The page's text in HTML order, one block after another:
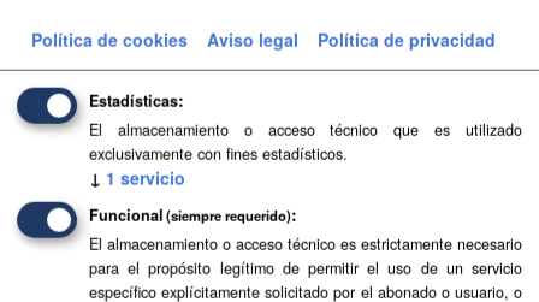
Tuineje . Esta información es producida y mantenida por el
Gobierno de Canarias y ha contado con la financiación
del...
SIPU PDF HTML FIP
Planeamiento urbanístico de Adeje
Planeamiento urbanístico sistematizado del municipio de
Adeje . Esta información es producida y mantenida por el
Gobierno de Canarias y ha contado con la financiación
Política de cookies Aviso legal Política de privacidad
Estadísticas
El almacenamiento o acceso técnico que es utilizado
exclusivamente con fines estadísticos.
↓ 1 servicio
Funcional (siempre requerido)
El almacenamiento o acceso técnico es estrictamente necesario
para el propósito legítimo de permitir el uso de un servicio
específico explícitamente solicitado por el abonado o usuario, o